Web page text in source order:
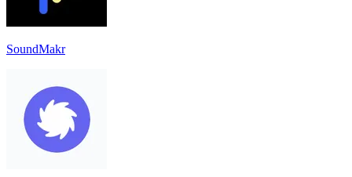
SoundMakr